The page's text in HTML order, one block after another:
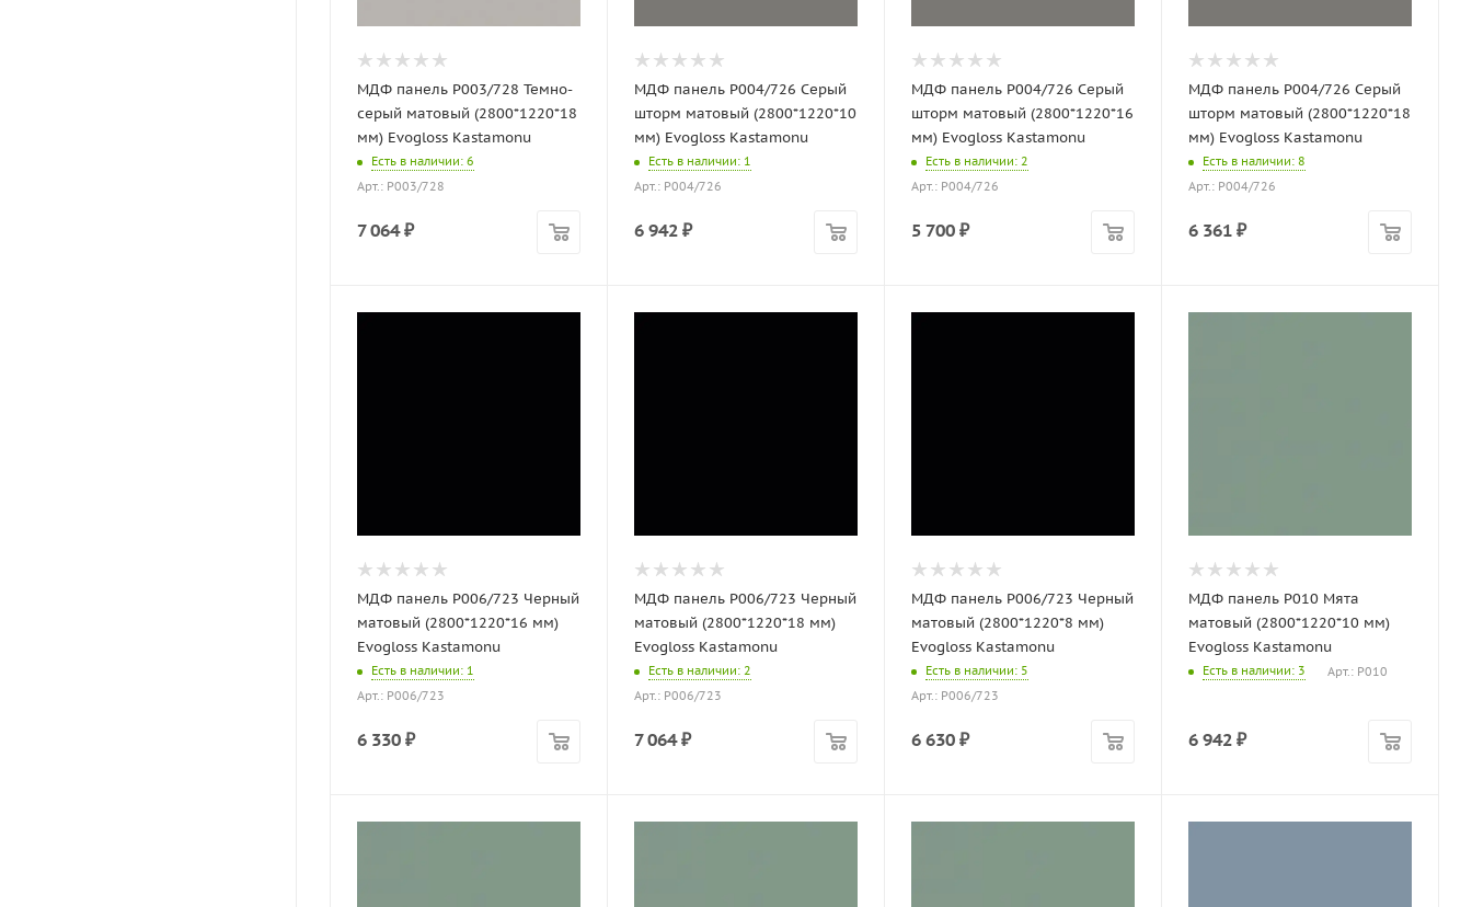
МДФ панель P003/728 Темно-
серый матовый (2800*1220*18
мм) Evogloss Kastamonu
Есть в наличии: 6
Арт.: P003/728
7 064₽
МДФ панель P004/726 Серый
шторм матовый (2800*1220*10
мм) Evogloss Kastamonu
Есть в наличии: 1
Арт.: P004/726
6 942 ₽
МДФ панель P004/726 Серый
шторм матовый (2800*1220*16
мм) Evogloss Kastamonu
Есть в наличии: 2
Арт.: P004/726
5 700 ₽
МДФ панель P004/726 Серый
шторм матовый (2800*1220*18
мм) Evogloss Kastamonu
Есть в наличии: 8
Арт.: P004/726
6 361 ₽
МДФ панель P006/723 Черный
матовый (2800*1220*16 мм)
Evogloss Kastamonu
Есть в наличии: 1
Арт.: P006/723
6 330 ₽
МДФ панель P006/723 Черный
матовый (2800*1220*18 мм)
Evogloss Kastamonu
Есть в наличии: 2
Арт.: P006/723
7 064₽
МДФ панель P006/723 Черный
матовый (2800*1220*8 мм)
Evogloss Kastamonu
Есть в наличии: 5
Арт.: P006/723
6 630 ₽
МДФ панель P010 Мята
матовый (2800*1220*10 мм)
Evogloss Kastamonu
Есть в наличии: 3 Арт.: P010
6 942 ₽